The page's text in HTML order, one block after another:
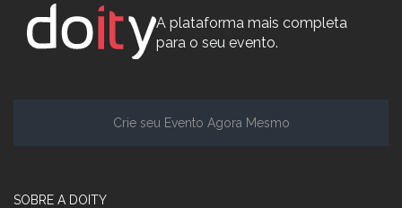
A plataforma mais completa
para o seu evento.
Crie seu Evento Agora Mesmo
SOBRE A DOITY